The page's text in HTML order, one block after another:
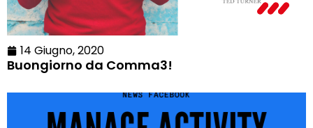
14 Giugno, 2020
Buongiorno da Comma3!